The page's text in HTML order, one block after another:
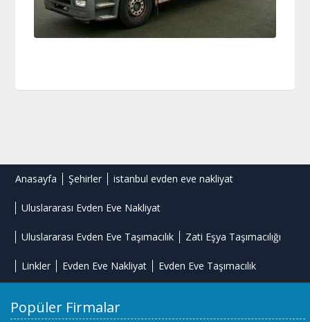
Anasayfa Şehirler istanbul evden eve nakliyat
Uluslararası Evden Eve Nakliyat
Uluslararası Evden Eve Taşımacılık Zati Eşya Taşımacılığı
Linkler Evden Eve Nakliyat Evden Eve Taşımacılık
Popüler Firmalar